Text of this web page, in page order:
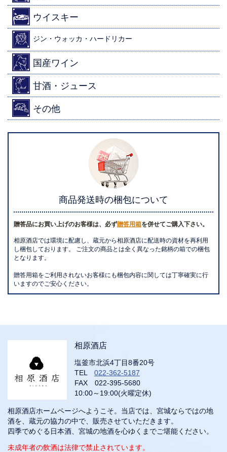
ウイスキー
ジン・ウォッカ・ハードリカー
国産ワイン
甘酒・ジュース
その他
商品発送時の梱包について
贈答品にお買い上げのお客様は、必ず贈答用箱を併せてご購入下さい。
相原酒店では環境に配慮し、蔵元から相原酒店に配送時の資材を再利用
し梱包しております。 ご注文の商品とは全く異なった銘柄の箱での梱包
となります。
贈答用箱をご利用されないお客様にも梱包内容に関しては丁寧確実に行
いますのでご安心ください。
相原酒店
塩釜市北浜4丁目8番20号
TEL 022-362-5187
FAX 022-395-5680
10:00～19:00(火曜定休)
相原酒店ホームページへようこそ。当店では、宮城ならではの地
酒を、蔵元の協力の中で、販売させていただきます。
四季でめぐる日本酒、宮城の地酒を心ゆくまでご堪能ください。
未成年者の飲酒は法律で禁止されています。